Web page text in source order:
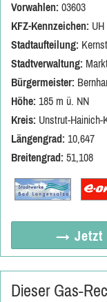
Vorwahlen: 03603
KFZ-Kennzeichen: UH
Stadtaufteilung:
Stadtverwaltung:
Bürgermeister:
Höhe: 185 m ü. NN
Kreis: Unstrut-Hainich-
Längengrad: 10,647
Breitengrad: 51,108
→ Jetzt
Dieser Gas-